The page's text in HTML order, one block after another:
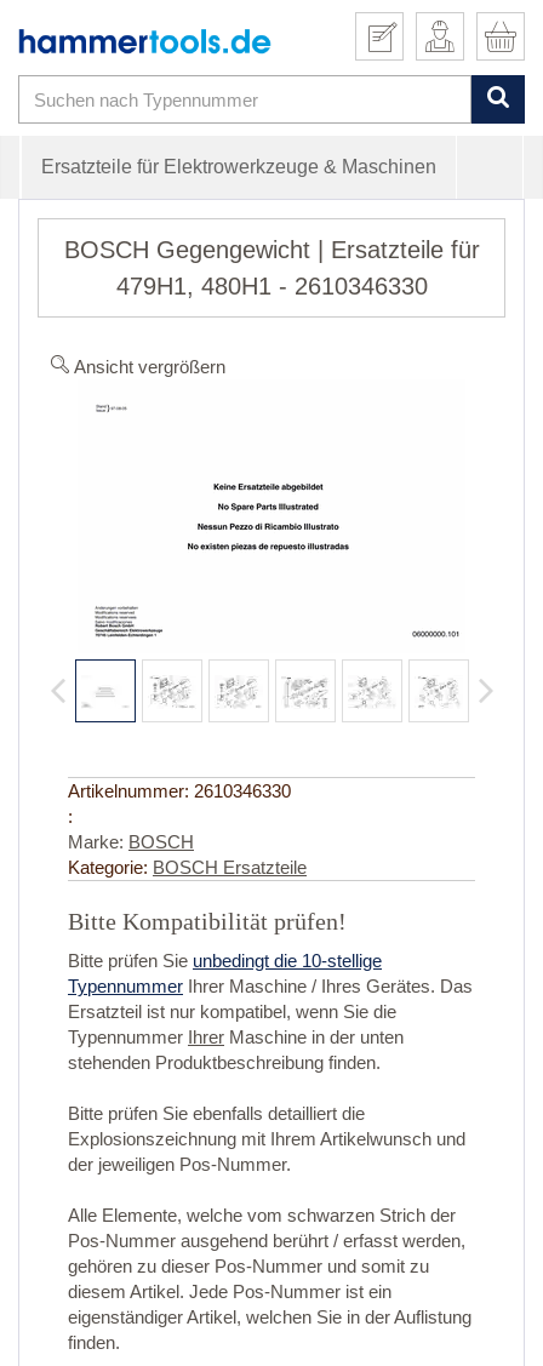
Ersatzteile für Elektrowerkzeuge & Maschinen
BOSCH Gegengewicht | Ersatzteile für
479H1, 480H1 - 2610346330
Ansicht vergrößern
Artikelnummer: 2610346330
:
Marke: BOSCH
Kategorie: BOSCH Ersatzteile
Bitte Kompatibilität prüfen!
Bitte prüfen Sie unbedingt die 10-stellige
Typennummer Ihrer Maschine / Ihres Gerätes. Das
Ersatzteil ist nur kompatibel, wenn Sie die
Typennummer Ihrer Maschine in der unten
stehenden Produktbeschreibung finden.
Bitte prüfen Sie ebenfalls detailliert die
Explosionszeichnung mit Ihrem Artikelwunsch und
der jeweiligen Pos-Nummer.
Alle Elemente, welche vom schwarzen Strich der
Pos-Nummer ausgehend berührt / erfasst werden,
gehören zu dieser Pos-Nummer und somit zu
diesem Artikel. Jede Pos-Nummer ist ein
eigenständiger Artikel, welchen Sie in der Auflistung
finden.